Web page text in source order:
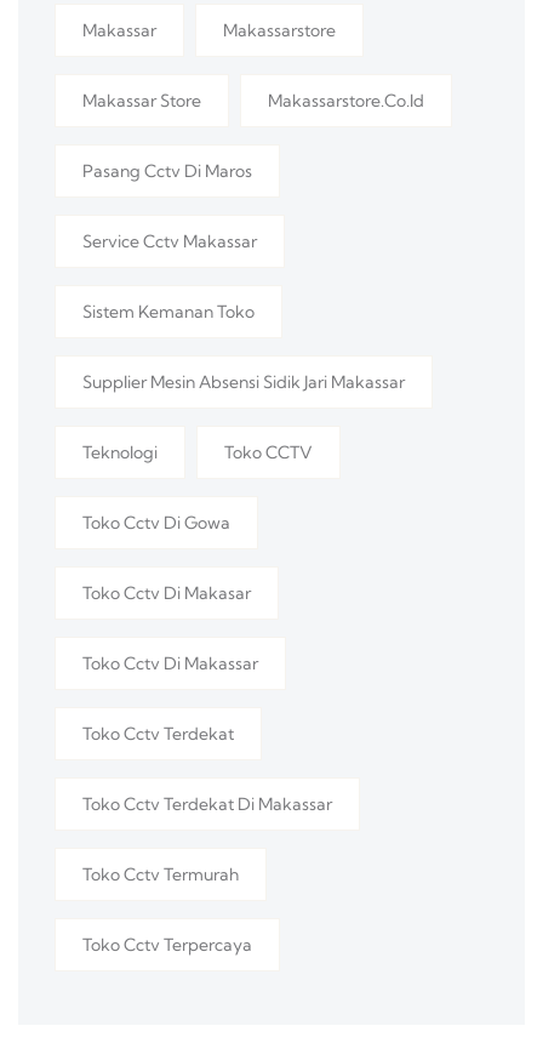
Makassar Makassarstore
Makassar Store Makassarstore.co.id
Pasang Cctv Di Maros
Service Cctv Makassar
Sistem Kemanan Toko
Supplier Mesin Absensi Sidik Jari Makassar
Teknologi Toko CCTV
Toko Cctv Di Gowa
Toko Cctv Di Makasar
Toko Cctv Di Makassar
Toko Cctv Terdekat
Toko Cctv Terdekat Di Makassar
Toko Cctv Termurah
Toko Cctv Terpercaya